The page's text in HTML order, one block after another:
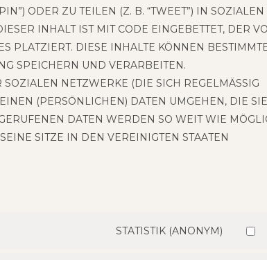
ODER ZU TEI­LEN (Z. B. “TWEET”) IN SOZIA­LEN
INHALT IST MIT CODE EIN­GE­BET­TET, DER
PLAT­ZIERT. DIESE INHAL­TE KÖN­NEN
SPEI­CHERN UND VERARBEITEN.
NETZ­WER­KE (DIE SICH REGEL­MÄ­SSIG Ä
(PER­SÖN­LI­CHEN) DATEN UMGE­HEN, DIE SIE M
DATEN WER­DEN SO WEIT WIE
SITZE IN DEN VER­EI­NIG­TEN STAATEN
STA­TIS­TIK (ANONYM)